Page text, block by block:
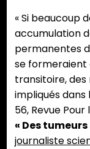
« Si beaucoup
accumulation
permanentes
se formeraient
transitoire,
impliqués dans
56, Revue Pour
« Des
journaliste